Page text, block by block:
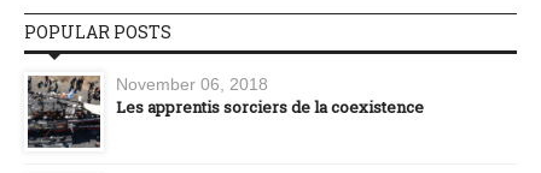
POPULAR POSTS
November 06, 2018
Les apprentis sorciers de la coexistence